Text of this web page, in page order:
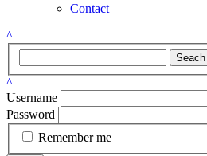
Contact
^
Seach
^
Username
Password
Remember me